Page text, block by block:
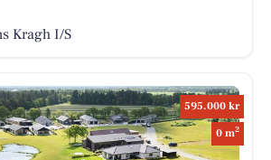
Kragh I/S
595.000 kr
0 m2